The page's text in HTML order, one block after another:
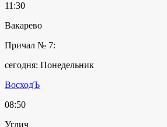
11:30
Вакарево
Причал № 7:
сегодня: Понедельник
ВосходЪ
08:50
Углич